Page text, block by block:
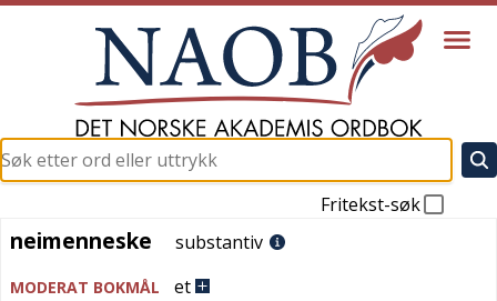
Fritekst-søk
neimenneske
neimenneske substantiv
MODERAT BOKMÅL et